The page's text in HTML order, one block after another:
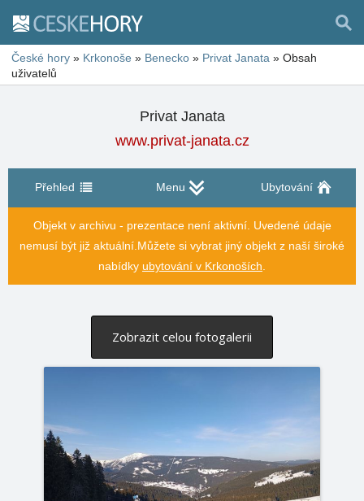
České hory » Krkonoše » Benecko » Privat Janata » Obsah
uživatelů
Privat Janata
www.privat-janata.cz
Přehled Menu Ubytování
Objekt v archivu - prezentace není aktivní. Uvedené údaje
nemusí být již aktuální. Můžete si vybrat jiný objekt z naší široké
nabídky ubytování v Krkonoších
Zobrazit celou fotogalerii